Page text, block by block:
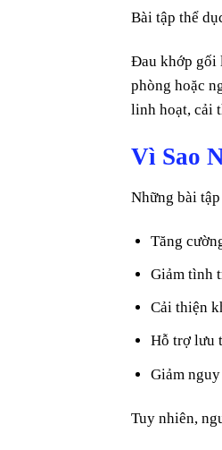
Bài tập thể
Đau khớp gối
phòng hoặc
linh hoạt, cải
Vì Sao
Những bài
Tăng
Giảm tình
Cải thiện
Hỗ trợ lưu
Giảm
Tuy nhiên,